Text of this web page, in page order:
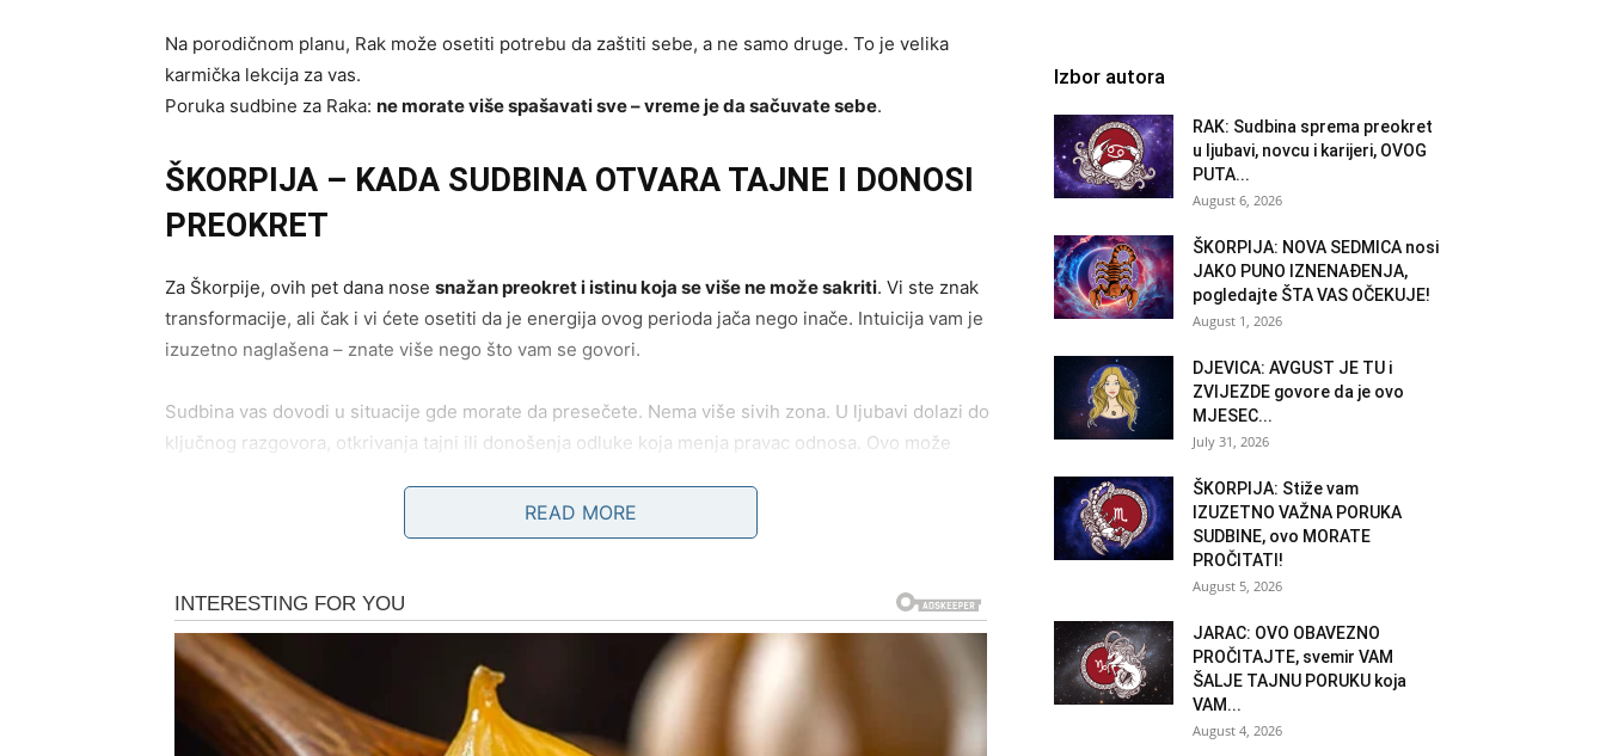
Na porodičnom planu, Rak može osetiti potrebu da zaštiti sebe, a ne samo druge. To je velika
karmička lekcija za vas.
Poruka sudbine za Raka: ne morate više spašavati sve – vreme je da sačuvate sebe.
ŠKORPIJA – KADA SUDBINA OTVARA TAJNE I DONOSI
PREOKRET
Za Škorpije, ovih pet dana nose snažan preokret i istinu koja se više ne može sakriti. Vi ste znak
transformacije, ali čak i vi ćete osetiti da je energija ovog perioda jača nego inače. Intuicija vam je
izuzetno naglašena – znate više nego što vam se govori.
Sudbina vas dovodi u situacije gde morate da presečete. Nema više sivih zona. U ljubavi dolazi do
ključnog razgovora, otkrivanja tajni ili donošenja odluke koja menja pravac odnosa. Ovo može
Na ličnom planu, Škorpija se oslobađa starog straha, krivice ili osećaja kontrole. Sudbina vam
Poruka sudbine za Škorpiju:
RIBE – SUDBINA VAS VODI KA BUĐENJU I ISCELJENJU
READ MORE
Izbor autora
RAK: Sudbina sprema preokret
u ljubavi, novcu i karijeri, OVOG
PUTA...
August 6, 2026
ŠKORPIJA: NOVA SEDMICA nosi
JAKO PUNO IZNENAĐENJA,
pogledajte ŠTA VAS OČEKUJE!
August 1, 2026
DJEVICA: AVGUST JE TU i
ZVIJEZDE govore da je ovo
MJESEC...
July 31, 2026
ŠKORPIJA: Stiže vam
IZUZETNO VAŽNA PORUKA
SUDBINE, ovo MORATE
PROČITATI!
August 5, 2026
JARAC: OVO OBAVEZNO
PROČITAJTE, svemir VAM
ŠALJE TAJNU PORUKU koja
VAM...
August 4, 2026